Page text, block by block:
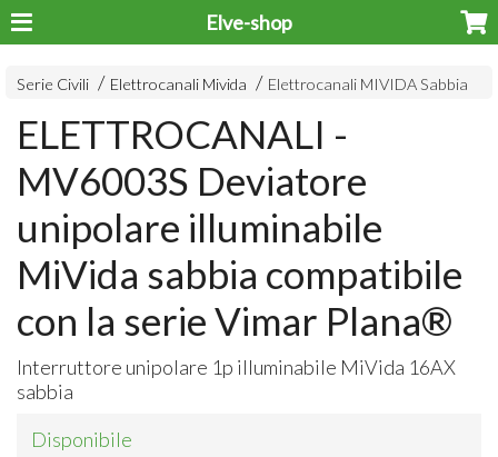
Elve-shop
Serie Civili Elettrocanali Mivida Elettrocanali MIVIDA Sabbia
ELETTROCANALI -
MV6003S Deviatore
unipolare illuminabile
MiVida sabbia compatibile
con la serie Vimar Plana®
Interruttore unipolare 1p illuminabile MiVida 16AX
sabbia
Disponibile